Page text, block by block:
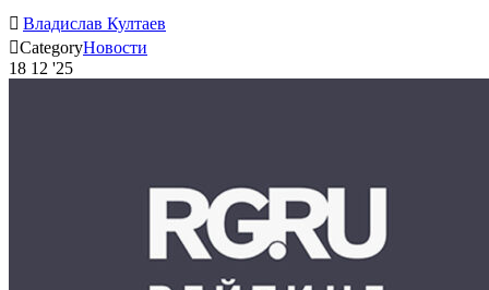
 Владислав Култаев
CategoryНовости
18 12 '25